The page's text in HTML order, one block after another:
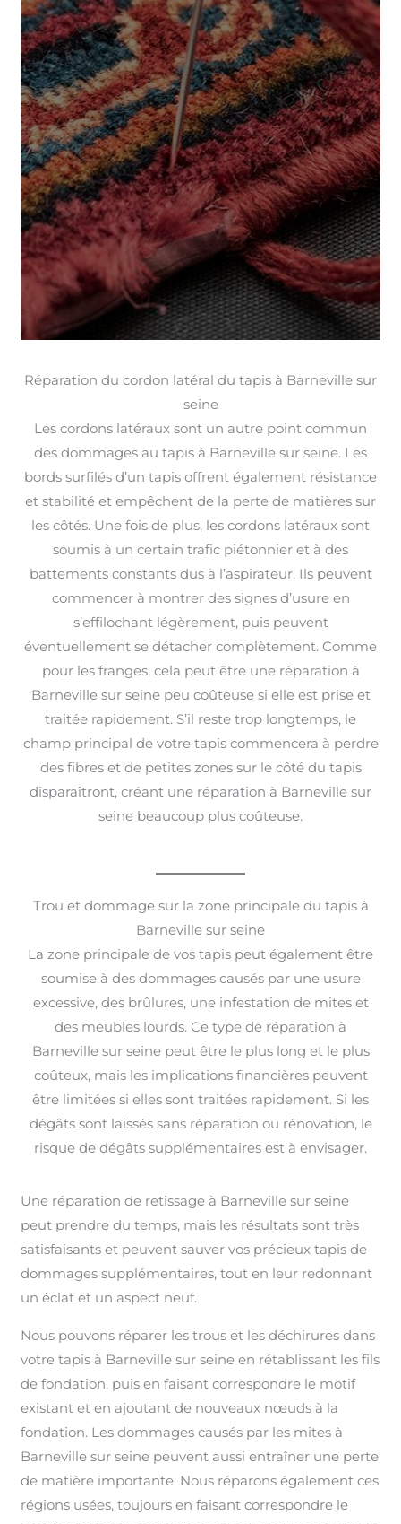
Réparation du cordon latéral du tapis à Barneville sur
seine
Les cordons latéraux sont un autre point commun
des dommages au tapis à Barneville sur seine. Les
bords surfilés d’un tapis offrent également résistance
et stabilité et empêchent de la perte de matières sur
les côtés. Une fois de plus, les cordons latéraux sont
soumis à un certain trafic piétonnier et à des
battements constants dus à l’aspirateur. Ils peuvent
commencer à montrer des signes d’usure en
s’effilochant légèrement, puis peuvent
éventuellement se détacher complètement. Comme
pour les franges, cela peut être une réparation à
Barneville sur seine peu coûteuse si elle est prise et
traitée rapidement. S’il reste trop longtemps, le
champ principal de votre tapis commencera à perdre
des fibres et de petites zones sur le côté du tapis
disparaîtront, créant une réparation à Barneville sur
seine beaucoup plus coûteuse.
Trou et dommage sur la zone principale du tapis à
Barneville sur seine
La zone principale de vos tapis peut également être
soumise à des dommages causés par une usure
excessive, des brûlures, une infestation de mites et
des meubles lourds. Ce type de réparation à
Barneville sur seine peut être le plus long et le plus
coûteux, mais les implications financières peuvent
être limitées si elles sont traitées rapidement. Si les
dégâts sont laissés sans réparation ou rénovation, le
risque de dégâts supplémentaires est à envisager.
Une réparation de retissage à Barneville sur seine
peut prendre du temps, mais les résultats sont très
satisfaisants et peuvent sauver vos précieux tapis de
dommages supplémentaires, tout en leur redonnant
un éclat et un aspect neuf.
Nous pouvons réparer les trous et les déchirures dans
votre tapis à Barneville sur seine en rétablissant les fils
de fondation, puis en faisant correspondre le motif
existant et en ajoutant de nouveaux nœuds à la
fondation. Les dommages causés par les mites à
Barneville sur seine peuvent aussi entraîner une perte
de matière importante. Nous réparons également ces
régions usées, toujours en faisant correspondre le